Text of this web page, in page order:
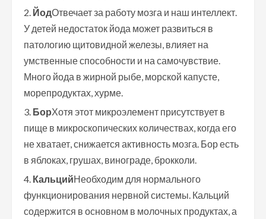
ЙодОтвечает за работу мозга и наш интеллект.
У детей недостаток йода может развиться в
патологию щитовидной железы, влияет на
умственные способности и на самочувствие.
Много йода в жирной рыбе, морской капусте,
морепродуктах, хурме.
БорХотя этот микроэлемент присутствует в
пище в микроскопических количествах, когда его
не хватает, снижается активность мозга. Бор есть
в яблоках, грушах, винограде, брокколи.
КальцийНеобходим для нормального
функционирования нервной системы. Кальций
содержится в основном в молочных продуктах, а